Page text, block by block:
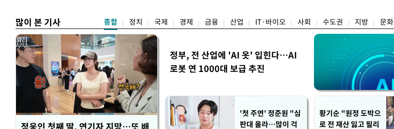
많이 본 기사 종합 정치 국제 경제 금융 산업 IT·바이오 사회 수도권 지방 문화
정웅인 첫째 딸, 연기자 지망…또 배
정부, 전 산업에 'AI 옷' 입힌다…AI
로봇 연 1000대 보급 추진
'첫 주연' 정준원 "심
판대 올라…많이 걱
황기순 "원정 도박으
로 전 재산 잃고 필리